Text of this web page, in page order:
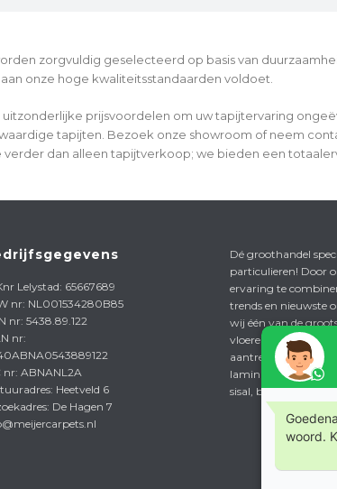
zorgvuldig geselecteerd op basis van
onze hoge kwaliteitsstandaarden voldoet.
prijsvoordelen om uw tapijtervaring
tapijten. Bezoek onze showroom of neem
dan alleen tapijtverkoop; we bieden een
Lelystad: 65667689
nr: NL001534280B85
nr: 5438.89.122
nr:
nr: ABNANL2A
Heetveld 6
De Hagen 7
Dé groothandel
particulieren! Door
ervaring te
trends en nieuwste
wij één van de
vloerenmarkt. Wat u
aantreft binnen
laminaat, pvc
sisal, beurstapijt en